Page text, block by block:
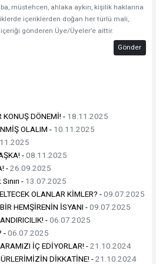
müstehcen, ahlaka aykırı, kişilik haklarına
içeriklerden doğan her türlü mali,
gönderen Üye/Üyeler’e aittir.
Gönder
DÖNEMİ! - 18.11.2025
OLALIM - 10.11.2025
-08.11.2025
-26.09.2025
- 13.07.2025
OLANLAR KİMLER? -09.07.2025
HEMŞİRENİN İSYANI -09.07.2025
-06.07.2025
-06.07.2025
İÇ EDİYORLAR! -21.10.2024
DİKKATİNE! -21.10.2024